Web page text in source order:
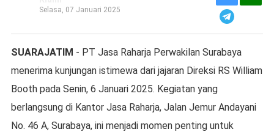
Selasa, 07 Januari 2025
SUARAJATIM - PT Jasa Raharja Perwakilan Surabaya
menerima kunjungan istimewa dari jajaran Direksi RS William
Booth pada Senin, 6 Januari 2025. Kegiatan yang
berlangsung di Kantor Jasa Raharja, Jalan Jemur Andayani
No. 46 A, Surabaya, ini menjadi momen penting untuk